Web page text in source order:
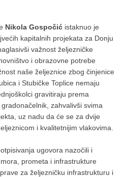
Nikola Gospočić istaknuo je
kapitalnih projekata za Donju
važnost željezničke
i obrazovne potrebe
naše željeznice zbog činjenice
i Stubičke Toplice nemaju
gravitiraju prema
zahvalivši svima
uz nadu da će se za dvije
i kvalitetnijim vlakovima.
ugovora nazočili i
prometa i infrastrukture
za željezničku infrastrukturu i